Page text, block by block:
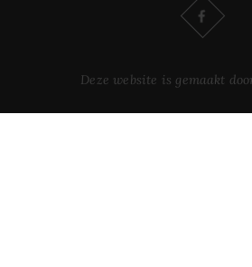
Deze website is gemaakt